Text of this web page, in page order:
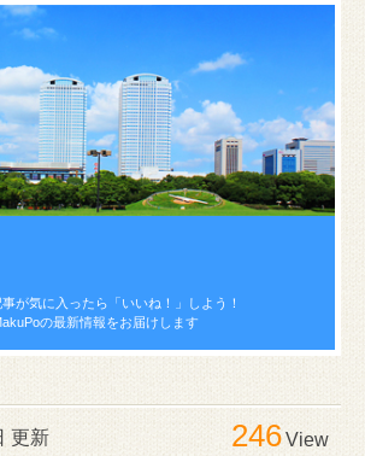
が気に入ったら 「いいね！」しよう！
の最新情報をお届けします
更新 246View